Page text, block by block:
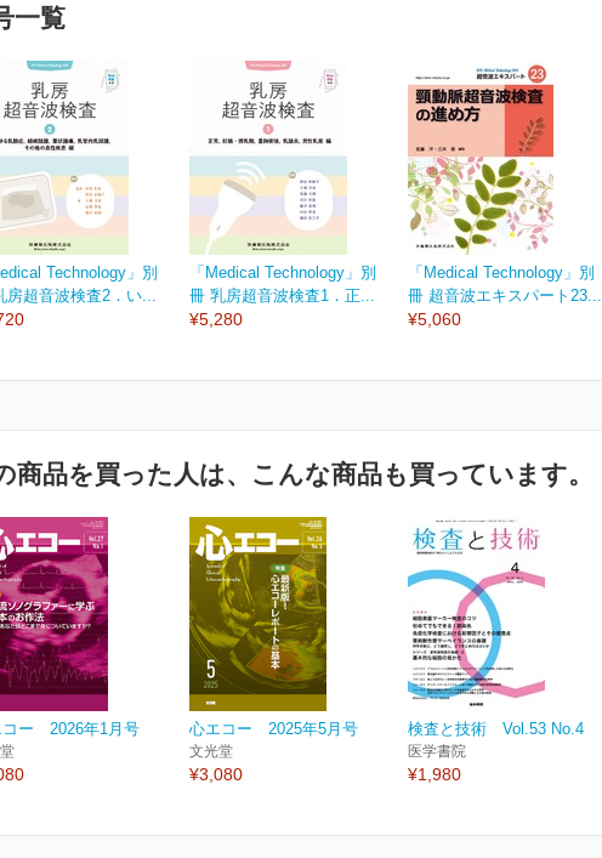
一覧
Technology」別
房超音波検査2．い...
「Medical Technology」別
冊 乳房超音波検査1．正...
¥5,280
「Medical Technology」別
冊 超音波エキスパート23...
¥5,060
商品を買った人は、こんな商品も買っています。
コー 2026年1月号 心エコー 2025年5月号
文光堂
¥3,080
検査と技術 Vol.53 No.4
医学書院
¥1,980